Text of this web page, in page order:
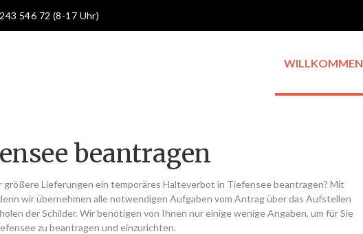
546 72 (8-17 Uhr)
WILLKOMMEN
beantragen
größere Lieferungen ein temporäres Halteverbot in Tiefensee beantragen? Mit
wir übernehmen alle notwendigen Aufgaben vom Antrag über das Aufstellen
der Schilder. Wir benötigen von Ihnen nur einige wenige Angaben, um für Sie
zu beantragen und einzurichten.